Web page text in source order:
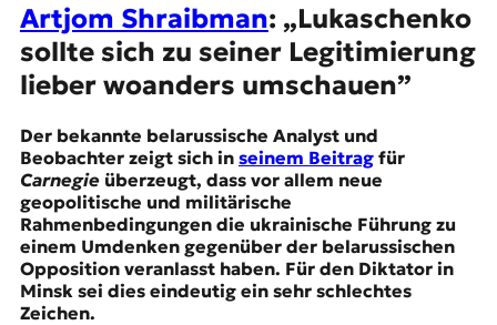
Artjom Shraibman: „Lukaschenko
sollte sich zu seiner Legitimierung
lieber woanders umschauen”
Der bekannte belarussische Analyst und
Beobachter zeigt sich in seinem Beitragfür
Carnegie überzeugt, dass vor allem neue
geopolitische und militärische
Rahmenbedingungen die ukrainische Führung zu
einem Umdenken gegenüber der belarussischen
Opposition veranlasst haben. Für den Diktator in
Minsk sei dies eindeutig ein sehr schlechtes
Zeichen.